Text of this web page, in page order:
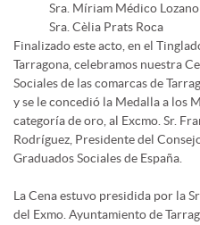
Sra. Míriam Médico Lozano
Sra. Cèlia Prats Roca
Finalizado este acto, en el
Tarragona, celebramos nuestra
Sociales de las comarcas de
y se le concedió la Medalla a los
categoría de oro, al Excmo. Sr.
Rodríguez, Presidente del
Graduados Sociales de España.
La Cena estuvo presidida por la
del Exmo. Ayuntamiento de